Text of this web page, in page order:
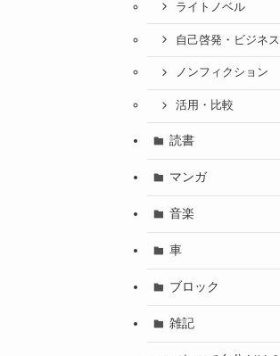
ライトノベル
自己啓発・ビジネス
ノンフィクション
活用・比較
読書
マンガ
音楽
車
ブロック
雑記